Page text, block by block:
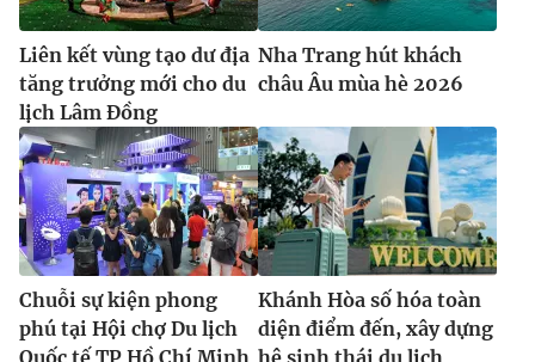
Liên kết vùng tạo dư địa
tăng trưởng mới cho du
lịch Lâm Đồng
Nha Trang hút khách
châu Âu mùa hè 2026
Chuỗi sự kiện phong
phú tại Hội chợ Du lịch
Quốc tế TP Hồ Chí Minh
Khánh Hòa số hóa toàn
diện điểm đến, xây dựng
hệ sinh thái du lịch